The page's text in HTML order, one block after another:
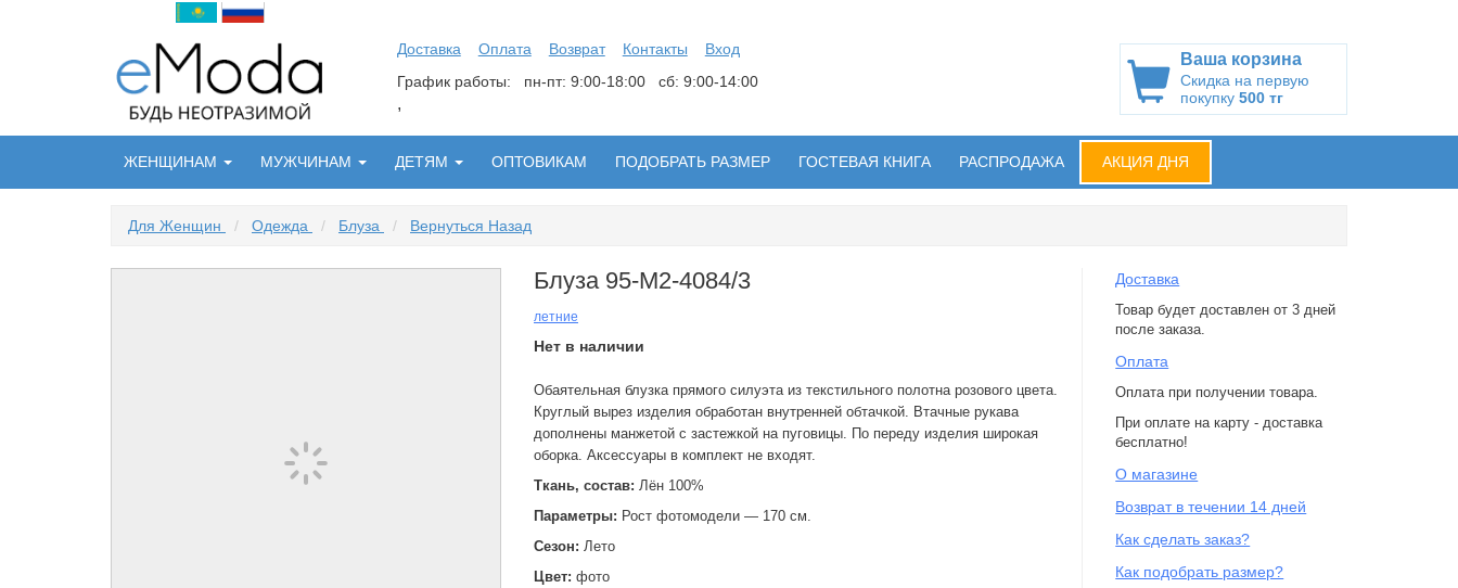
Доставка Оплата Возврат Контакты
Вход
График работы: пн-пт: 9:00-18:00 сб: 9:00-14:00
,
Ваша корзина
Скидка на первую
покупку 500 тг
ЖЕНЩИНАМ МУЖЧИНАМ ДЕТЯМ ОПТОВИКАМ ПОДОБРАТЬ РАЗМЕР ГОСТЕВАЯ КНИГА РАСПРОДАЖА АКЦИЯ ДНЯ
Для Женщин / Одежда / Блуза / Вернуться Назад
Блуза 95-М2-4084/3
летние
Нет в наличии
Обаятельная блузка прямого силуэта из текстильного полотна розового цвета.
Круглый вырез изделия обработан внутренней обтачкой. Втачные рукава
дополнены манжетой с застежкой на пуговицы. По переду изделия широкая
оборка. Аксессуары в комплект не входят.
Ткань, состав: Лён 100%
Параметры: Рост фотомодели — 170 см.
Сезон: Лето
Цвет: фото
Доставка
Товар будет доставлен от 3 дней
после заказа.
Оплата
Оплата при получении товара.
При оплате на карту - доставка
бесплатно!
О магазине
Возврат в течении 14 дней
Как сделать заказ?
Как подобрать размер?